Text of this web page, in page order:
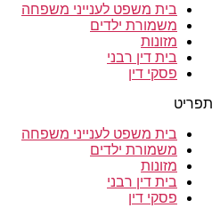
בית משפט לענייני משפחה
משמורת ילדים
מזונות
בית דין רבני
פסקי דין
תפריט
בית משפט לענייני משפחה
משמורת ילדים
מזונות
בית דין רבני
פסקי דין